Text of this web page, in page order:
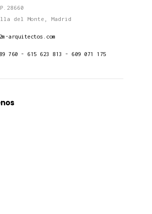
del Monte, Madrid
arquitectos.com
760 - 615 623 813 - 609 071 175